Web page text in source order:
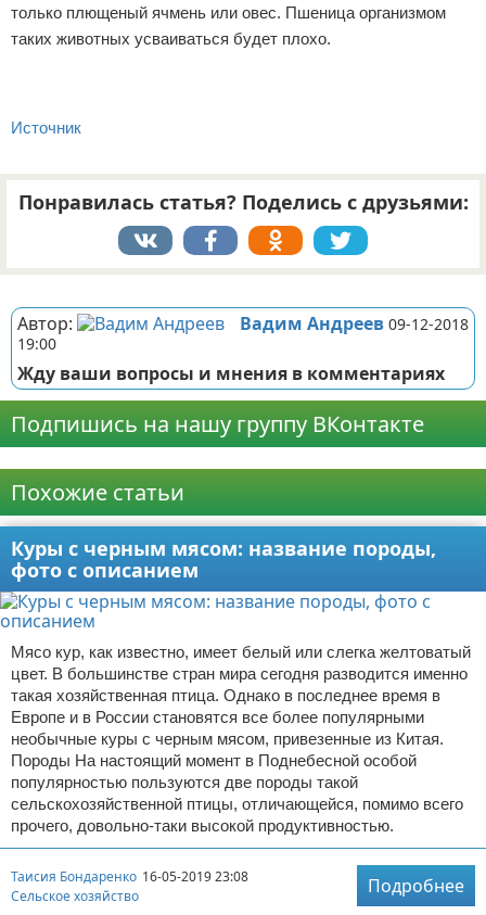
только плющеный ячмень или овес. Пшеница организмом
таких животных усваиваться будет плохо.
Источник
Понравилась статья? Поделись с друзьями:
Автор: Вадим Андреев 09-12-2018
19:00
Жду ваши вопросы и мнения в комментариях
Подпишись на нашу группу ВКонтакте
Похожие статьи
Куры с черным мясом: название породы,
фото с описанием
Мясо кур, как известно, имеет белый или слегка желтоватый
цвет. В большинстве стран мира сегодня разводится именно
такая хозяйственная птица. Однако в последнее время в
Европе и в России становятся все более популярными
необычные куры с черным мясом, привезенные из Китая.
Породы На настоящий момент в Поднебесной особой
популярностью пользуются две породы такой
сельскохозяйственной птицы, отличающейся, помимо всего
прочего, довольно-таки высокой продуктивностью.
Таисия Бондаренко 16-05-2019 23:08
Сельское хозяйство
Подробнее